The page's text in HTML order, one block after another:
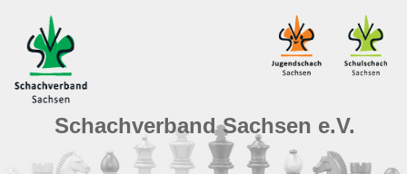
Schachverband Sachsen e.V.